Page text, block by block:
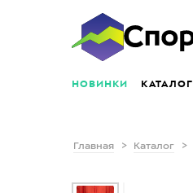
НОВИНКИ КАТАЛОГ
Главная Каталог